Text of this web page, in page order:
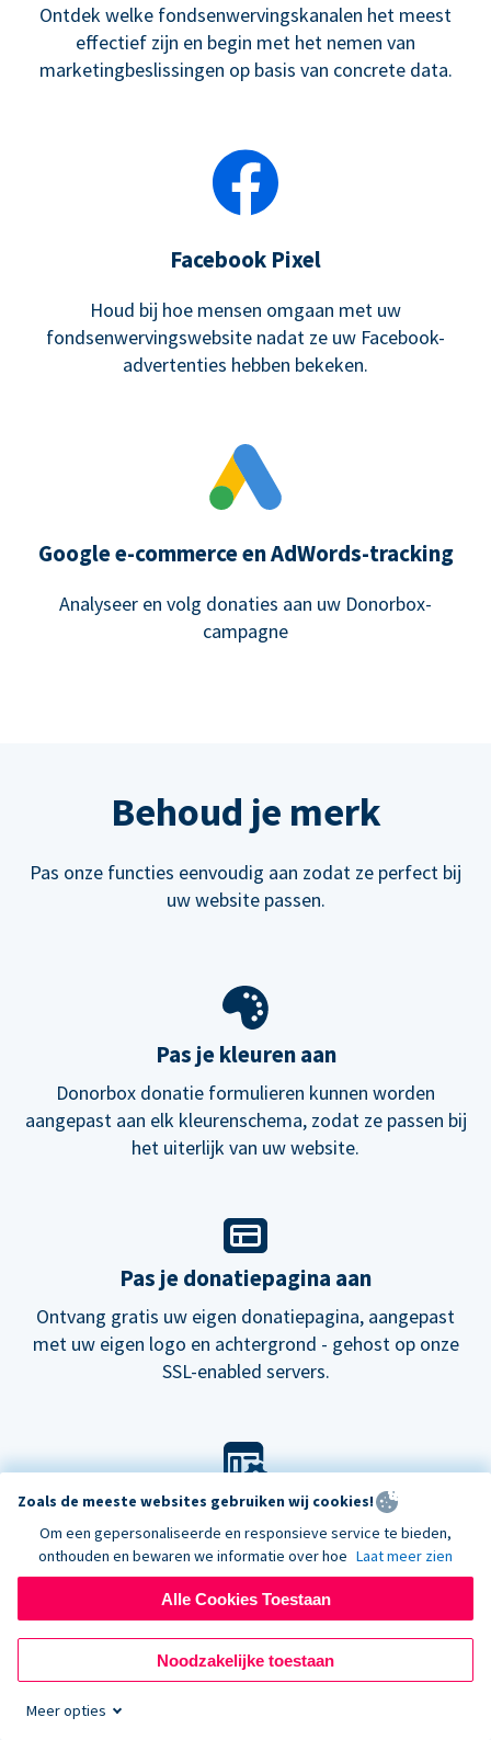
Ontdek welke fondsenwervingskanalen het meest
effectief zijn en begin met het nemen van
marketingbeslissingen op basis van concrete data.
Facebook Pixel
Houd bij hoe mensen omgaan met uw
fondsenwervingswebsite nadat ze uw Facebook-
advertenties hebben bekeken.
Google e-commerce en AdWords-tracking
Analyseer en volg donaties aan uw Donorbox-
campagne
Behoud je merk
Pas onze functies eenvoudig aan zodat ze perfect bij
uw website passen.
Pas je kleuren aan
Donorbox donatie formulieren kunnen worden
aangepast aan elk kleurenschema, zodat ze passen bij
het uiterlijk van uw website.
Pas je donatiepagina aan
Ontvang gratis uw eigen donatiepagina, aangepast
met uw eigen logo en achtergrond - gehost op onze
SSL-enabled servers.
Pas je look aan
Kies onze standaard lay-out voor donatieformulieren
of probeer onzenieuwedonatiepagina's.
Zoals de meeste websites gebruiken wij cookies!
Om een gepersonaliseerde en responsieve service te bieden,
onthouden en bewaren we informatie over hoe Laat meer zien
Alle Cookies Toestaan
Noodzakelijke toestaan
Meer opties